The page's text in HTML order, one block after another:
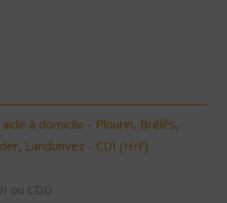
à domicile - Plourin, Brélès,
Landunvez - CDI (H/F)
ou CDD